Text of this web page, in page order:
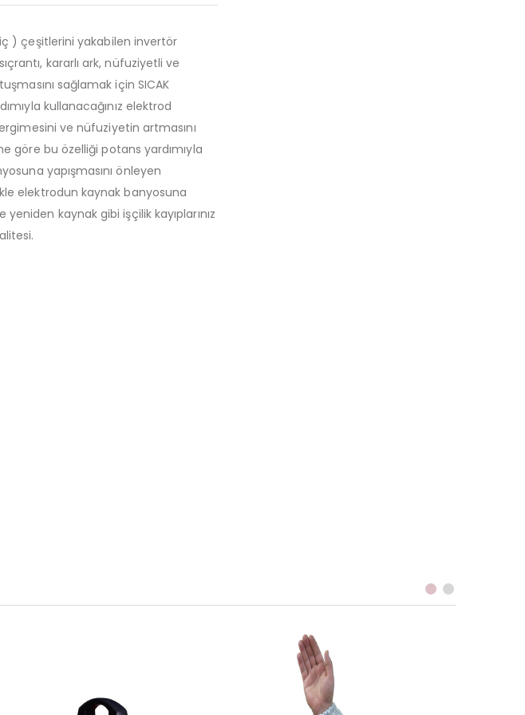
) çeşitlerini yakabilen invertör
kararlı ark, nüfuziyetli ve
sağlamak için SICAK
kullanacağınız elektrod
ve nüfuziyetin artmasını
göre bu özelliği potans yardımıyla
yapışmasını önleyen
elektrodun kaynak banyosuna
kaynak gibi işçilik kayıplarınız